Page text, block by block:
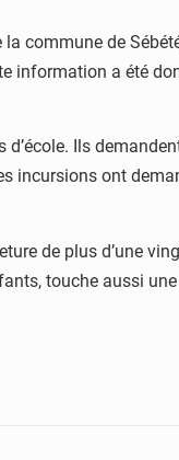
commune de
information a été
Ils
incursions ont
de plus d’une
touche aussi